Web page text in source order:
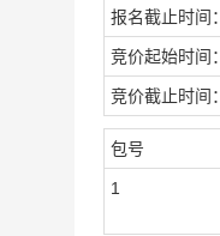
报名截止时间：
竞价起始时间：
竞价截止时间：
包号
1